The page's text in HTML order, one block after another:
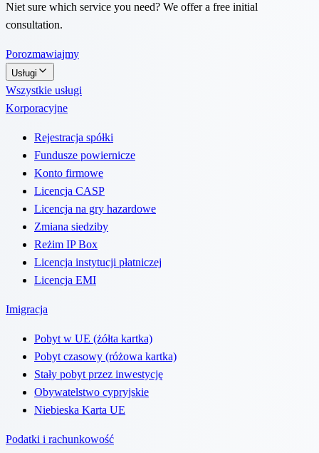
Niet sure which service you need? We offer a free initial
consultation.
Porozmawiajmy
Usługi
Wszystkie usługi
Korporacyjne
Rejestracja spółki
Fundusze powiernicze
Konto firmowe
Licencja CASP
Licencja na gry hazardowe
Zmiana siedziby
Reżim IP Box
Licencja instytucji płatniczej
Licencja EMI
Imigracja
Pobyt w UE (żółta kartka)
Pobyt czasowy (różowa kartka)
Stały pobyt przez inwestycję
Obywatelstwo cypryjskie
Niebieska Karta UE
Podatki i rachunkowość